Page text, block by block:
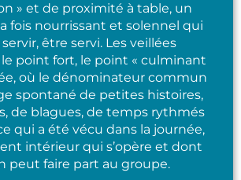
» et de proximité à table, un
fois nourrissant et solennel qui
être servi. Les veillées
point fort, le point « culminant
où le dénominateur commun
spontané de petites histoires,
de blagues, de temps rythmés
qui a été vécu dans la journée,
intérieur qui s’opère et dont
peut faire part au groupe.